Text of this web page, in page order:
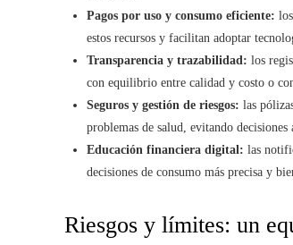
Pagos por uso y consumo eficiente:
estos recursos y facilitan adoptar
Transparencia y trazabilidad: los
con equilibrio entre calidad y costo o
Seguros y gestión de riesgos: las
problemas de salud, evitando
Educación financiera digital: las
decisiones de consumo más precisa y
Riesgos y límites: un